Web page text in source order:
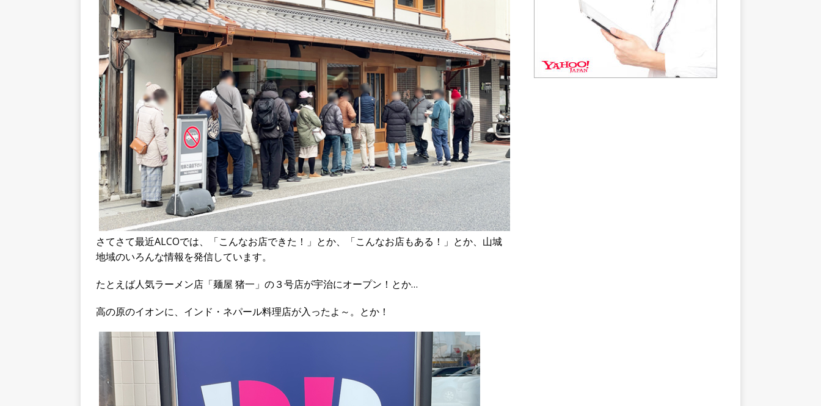
さてさて最近ALCOでは、「こんなお店できた！」とか、「こんなお店もある！」とか、山城
地域のいろんな情報を発信しています。
たとえば人気ラーメン店「麺屋 猪一」の３号店が宇治にオープン！とか…
高の原のイオンに、インド・ネパール料理店が入ったよ～。とか！